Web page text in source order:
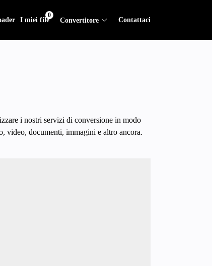
I miei file
0
Convertitore Contattaci
i nostri servizi di conversione in modo
video, documenti, immagini e altro ancora.